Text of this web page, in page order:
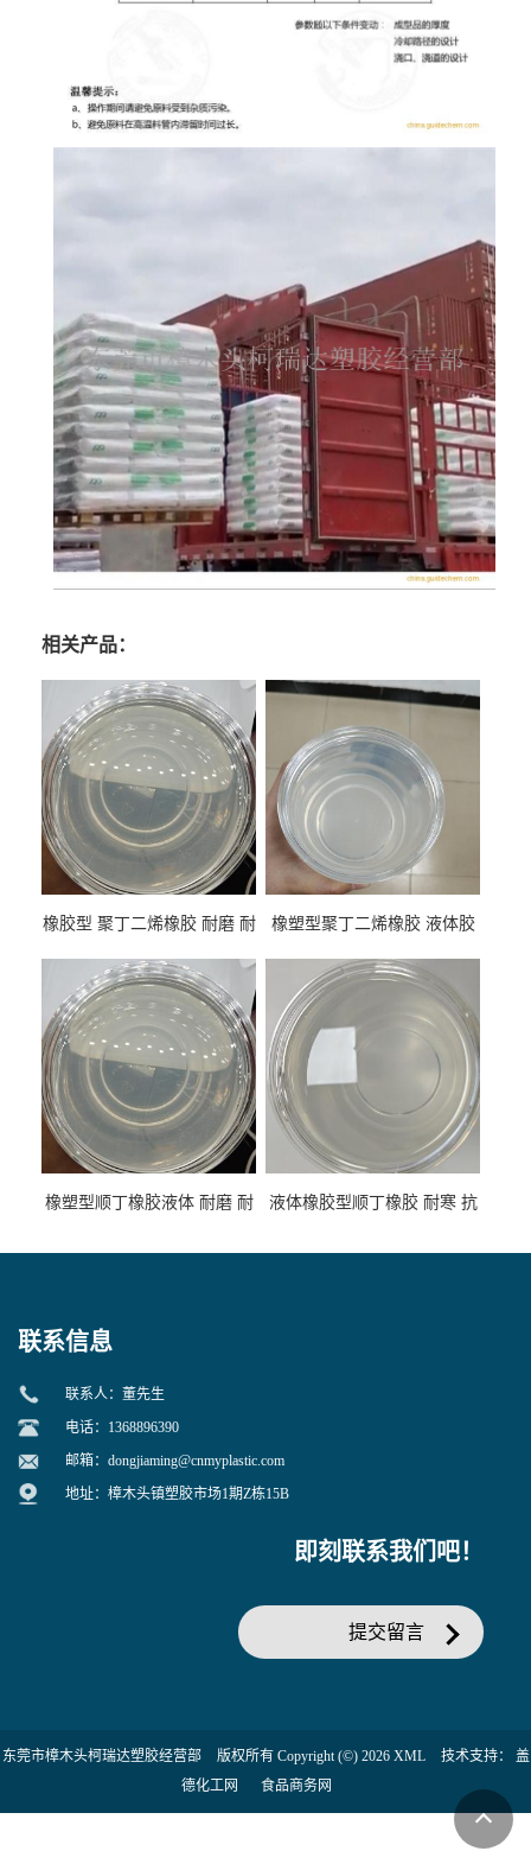
相关产品：
橡胶型 聚丁二烯橡胶 耐磨 耐
性
橡塑型聚丁二烯橡胶 液体胶
专用
橡塑型顺丁橡胶液体 耐磨 耐
液体橡胶型顺丁橡胶 耐寒 抗
联系信息
联系人：董先生
电话：1368896390
邮箱： dongjiaming@cnmyplastic.com
地址：樟木头镇塑胶市场1期Z栋15B
即刻联系我们吧！
提交留言
东莞市樟木头柯瑞达塑胶经营部 版权所有 Copyright (©) 2026 XML 技术支持： 盖
德化工网
食品商务网